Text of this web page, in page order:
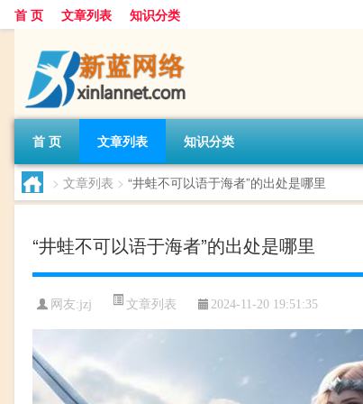
首 页 文章列表 知识分类
首 页 文章列表 知识分类
> 文章列表 > “井蛙不可以语于海者”的出处是哪里
“井蛙不可以语于海者”的出处是哪里
网友:jzj 文章列表 2024-11-20 19:51:35